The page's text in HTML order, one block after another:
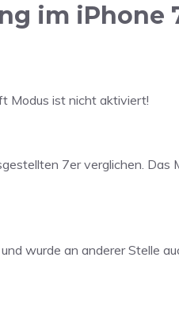
im iPhone
Modus ist nicht aktiviert!
7er verglichen.
wurde an anderer Stelle